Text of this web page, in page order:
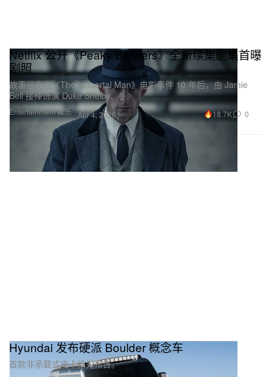
Entertainment 娱乐
Netflix 公开《Peaky Blinders》全新续集剧集首曝
剧照
故事设定在《The Immortal Man》电影事件 10 年后，由 Jamie
Bell 接棒饰演 Duke Shelby。
Apr 4, 2026 18.7K 0
Hyundai 发布硬派 Boulder 概念车
首款非承载式皮卡抢先预告。